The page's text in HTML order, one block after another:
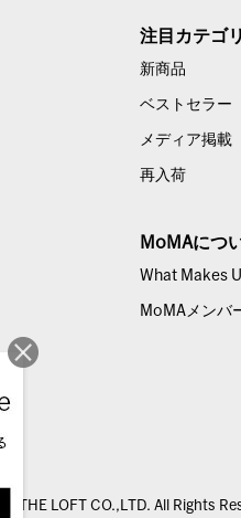
注目カテゴ
新商品
ベストセラー
メディア掲載
再入荷
MoMAにつ
What Makes
MoMAメンバ
© THE LOFT CO.,LTD. All Rights